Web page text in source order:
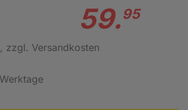
59.95
, zzgl. Versandkosten